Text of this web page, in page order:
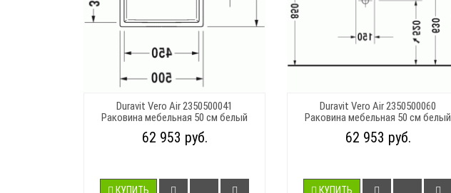
Duravit Vero Air 2350500041
Раковина мебельная 50 см белый
62 953 руб.
КУПИТЬ
Duravit Vero Air 2350500060
Раковина мебельная 50 см белый
62 953 руб.
КУПИТЬ